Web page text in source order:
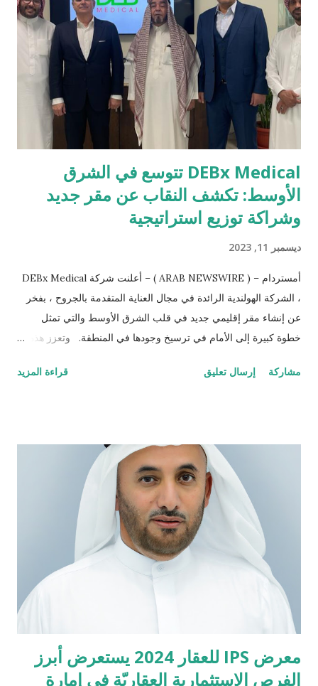
تخزين لخدمة المناطق المحلية ومناطق التجارة الحرة، والتى تم
تجهيزها بدعم لوجستي متكامل تسهيلاً لحركة البضائع ليسهم كمجمع
تسوقي متكامل في تمكين سلاسل التوريد المحلية والعالمية. تغيير
المشهد التجاري يستوعب سوق ييوو معاملات البيع بالجملة والتجارة
الإلكترونية، بفضل نهجه التجاري الفريد والمتكامل، حيث ...
DEBx Medical تتوسع في الشرق
الأوسط: تكشف النقاب عن مقر جديد
وشراكة توزيع استراتيجية
ديسمبر 11, 2023
أمستردام – ( ARAB NEWSWIRE ) – أعلنت شركة DEBx Medical
، الشركة الهولندية الرائدة في مجال العناية المتقدمة بالجروح ، بفخر
عن إنشاء مقر إقليمي جديد في قلب الشرق الأوسط والتي تمثل
خطوة كبيرة إلى الأمام في ترسيخ وجودها في المنطقة. وتعزز هذه
وتسلط الضوء على تفانيها في إحداث ثورة في مجال العناية بالجروح
Medical على الشرق الأوسط ، أقامت شراكة استراتيجية مع
Sarabelel Medical ، الشركة الإقليمية الرائدة في مجال توزيع
المنتجات الطبية. ستلعب سرابيل دورا رئيسيا في ضمان إمكانية
الوصول والتأثير على نطاق أوسع في جميع أنحاء المنطقة في توزيع
DEBRICHEM ، الحل الثوري للعناية بالجروح من DEBx Medical.
DEBRICHEM هو منتج طبي يزيل العدوى والأغشية الحيوية في
الجروح التي يصعب شفاؤها خلال 60 ثانية من استخدامه لمرة واحدة.
وقد حصل المنتج على شهادة...
مشاركة إرسال تعليق قراءة المزيد
معرض IPS للعقار 2024 يستعرض أبرز
الفرص الاستثمارية العقاريّة في إمارة